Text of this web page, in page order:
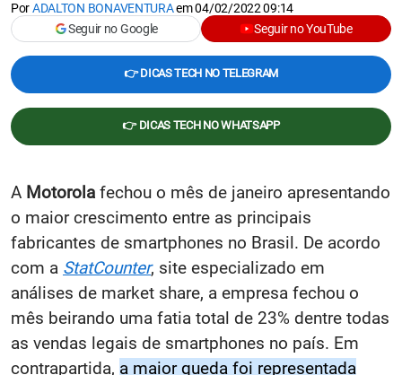
PorADALTON BONAVENTURAem04/02/2022 09:14
Seguir no Google
Seguir no YouTube
👉 DICAS TECH NO TELEGRAM
👉 DICAS TECH NO WHATSAPP
A Motorola fechou o mês de janeiro apresentando
o maior crescimento entre as principais
fabricantes de smartphones no Brasil. De acordo
com a StatCounter, site especializado em
análises de market share, a empresa fechou o
mês beirando uma fatia total de 23% dentre todas
as vendas legais de smartphones no país. Em
contrapartida, a maior queda foi representada